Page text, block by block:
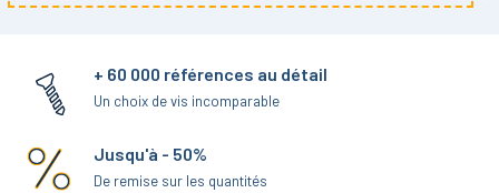
tous les supports : ABS, acier et autres métaux, acrylique, etc. et
La polymérisation de ces colles est par ailleurs très rapide, en
quelques secondes, et la tenue mécanique est assurée au bout de
seulement 1 à 2 minutes pour la colle en seringue (ou plus selon le jeu à
Notons également que la texture gel des colles multi-usages est très
+ 60 000 références au détail
Un choix de vis incomparable
Jusqu'à - 50%
De remise sur les quantités